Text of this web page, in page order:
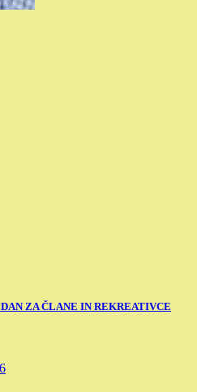
ZA ČLANE IN REKREATIVCE